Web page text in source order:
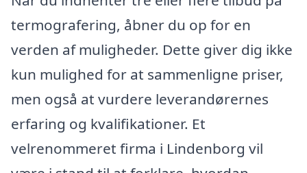
termografering, åbner du op for en
verden af muligheder. Dette giver dig ikke
kun mulighed for at sammenligne priser,
men også at vurdere leverandørernes
erfaring og kvalifikationer. Et
velrenommeret firma i Lindenborg vil